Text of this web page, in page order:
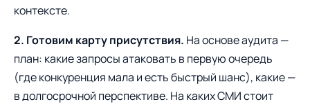
контексте.
2. Готовим карту присутствия. На основе аудита —
план: какие запросы атаковать в первую очередь
(где конкуренция мала и есть быстрый шанс), какие —
в долгосрочной перспективе. На каких СМИ стоит